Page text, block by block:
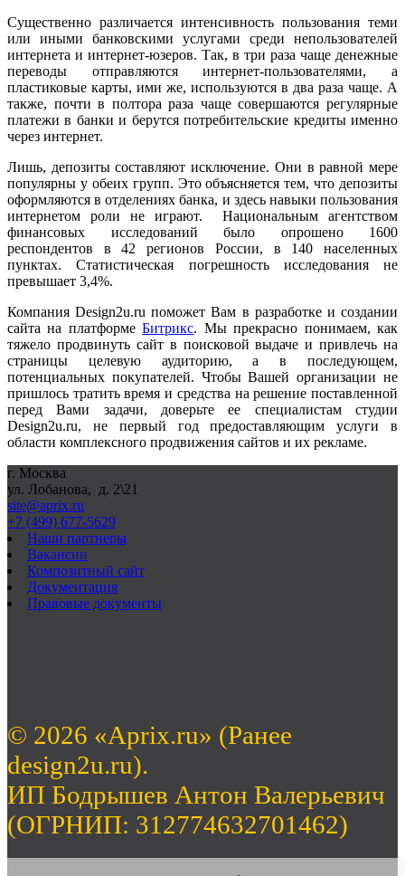
Существенно различается интенсивность пользования теми
или иными банковскими услугами среди непользователей
интернета и интернет-юзеров. Так, в три раза чаще денежные
переводы отправляются интернет-пользователями, а
пластиковые карты, ими же, используются в два раза чаще. А
также, почти в полтора раза чаще совершаются регулярные
платежи в банки и берутся потребительские кредиты именно
через интернет.
Лишь, депозиты составляют исключение. Они в равной мере
популярны у обеих групп. Это объясняется тем, что депозиты
оформляются в отделениях банка, и здесь навыки пользования
интернетом роли не играют.
Национальным агентством
финансовых исследований было опрошено 1600
респондентов в 42 регионов России, в 140 населенных
пунктах. Статистическая погрешность исследования не
превышает 3,4%.
Компания Design2u.ru поможет Вам в разработке и создании
сайта на платформеБитрикс. Мы прекрасно понимаем, как
тяжело продвинуть сайт в поисковой выдаче и привлечь на
страницы целевую аудиторию, а в последующем,
потенциальных покупателей. Чтобы Вашей организации не
пришлось тратить время и средства на решение поставленной
перед Вами задачи, доверьте ее специалистам студии
Design2u.ru, не первый год предоставляющим услуги в
области комплексного продвижения сайтов и их рекламе.
г. Москва
ул. Лобанова, д. 2\21
site@aprix.ru
+7 (499) 677-5629
Наши партнеры
Вакансии
Композитный сайт
Документация
Правовые документы
© 2026 «Aprix.ru» (Ранее
design2u.ru).
ИП Бодрышев Антон Валерьевич
(ОГРНИП: 312774632701462)